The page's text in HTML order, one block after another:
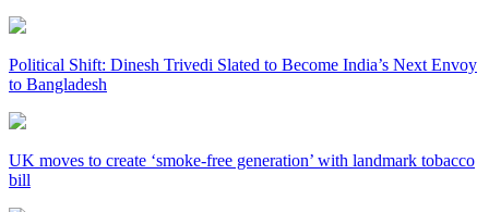
Political Shift: Dinesh Trivedi Slated to Become India’s Next Envoy
to Bangladesh
UK moves to create ‘smoke-free generation’ with landmark tobacco
bill